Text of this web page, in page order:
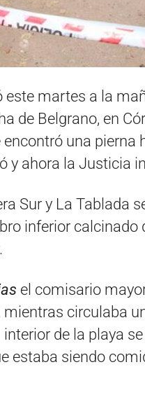
martes a la
de Belgrano, en
una pierna
y ahora la Justicia
Sur y La Tablada
inferior calcinado
el comisario
circulaba
de la playa
estaba siendo